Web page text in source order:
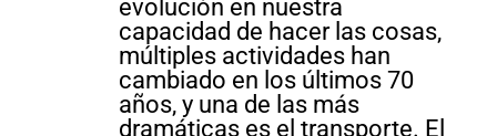
evolución en nuestra
capacidad de hacer las cosas,
múltiples actividades han
cambiado en los últimos 70
años, y una de las más
dramáticas es el transporte. El